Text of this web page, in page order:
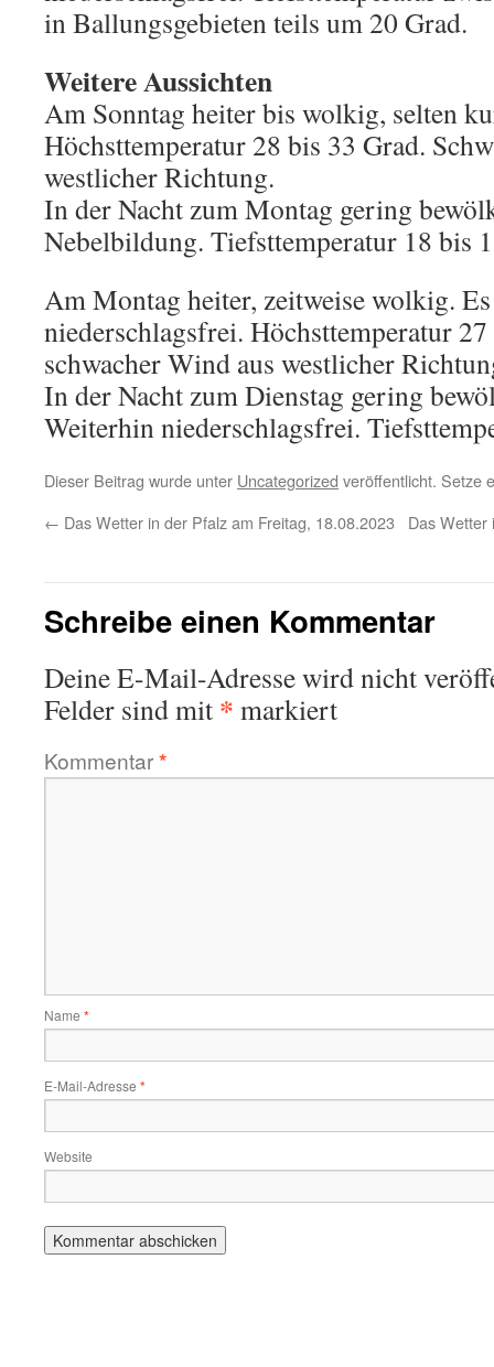
in Ballungsgebieten teils um 20 Grad.
Weitere Aussichten
Am Sonntag heiter bis wolkig, selten
Höchsttemperatur 28 bis 33 Grad.
westlicher Richtung.
In der Nacht zum Montag gering
Nebelbildung. Tiefsttemperatur 18 bis
Am Montag heiter, zeitweise wolkig.
niederschlagsfrei. Höchsttemperatur
schwacher Wind aus westlicher
In der Nacht zum Dienstag gering
Weiterhin niederschlagsfrei.
Dieser Beitrag wurde unter Uncategorized veröffentlicht. Setze
← Das Wetter in der Pfalz am Freitag, 18.08.2023 Das Wetter
Schreibe einen Kommentar
Deine E-Mail-Adresse wird nicht
Felder sind mit * markiert
Kommentar*
Name *
E-Mail-Adresse *
Website